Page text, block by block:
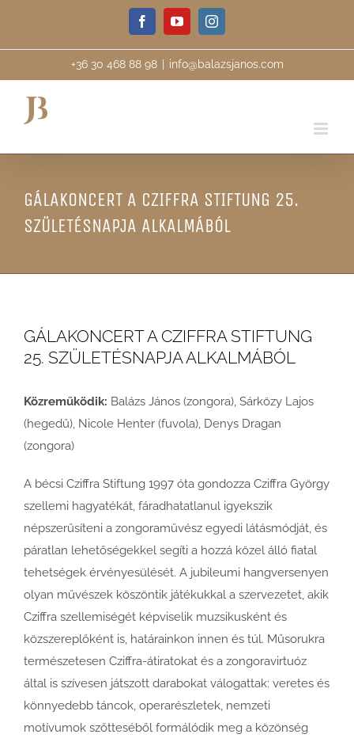
content
FacebookYouTubeInstagram
+36 30 468 88 98 info@balazsjanos.com
GÁLAKONCERT A CZIFFRA STIFTUNG 25.
SZÜLETÉSNAPJA ALKALMÁBÓL
GÁLAKONCERT A CZIFFRA STIFTUNG
25. SZÜLETÉSNAPJA ALKALMÁBÓL
Közreműködik: Balázs János (zongora), Sárközy Lajos
(hegedű), Nicole Henter (fuvola), Denys Dragan
(zongora)
A bécsi Cziffra Stiftung 1997 óta gondozza Cziffra György
szellemi hagyatékát, fáradhatatlanul igyekszik
népszerűsíteni a zongoraművész egyedi látásmódját, és
páratlan lehetőségekkel segíti a hozzá közel álló fiatal
tehetségek érvényesülését. A jubileumi hangversenyen
olyan művészek köszöntik játékukkal a szervezetet, akik
Cziffra szellemiségét képviselik muzsikusként és
közszereplőként is, határainkon innen és túl. Műsorukra
természetesen Cziffra-átiratokat és a zongoravirtuóz
által is szívesen játszott darabokat válogattak: veretes és
könnyedebb táncok, operarészletek, nemzeti
motívumok szőtteséből formálódik meg a közönség